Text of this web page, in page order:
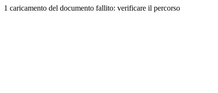
1 caricamento del documento fallito: verificare il percorso